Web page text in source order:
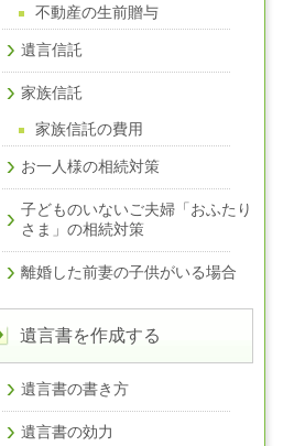
不動産の生前贈与
遺言信託
家族信託
家族信託の費用
お一人様の相続対策
子どものいないご夫婦「おふたり
さま」の相続対策
離婚した前妻の子供がいる場合
遺言書を作成する
遺言書の書き方
遺言書の効力